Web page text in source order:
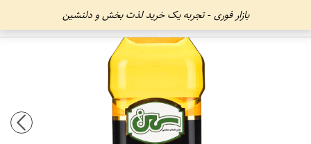
بازار فوری - تجربه یک خرید لذت بخش و دلنشین